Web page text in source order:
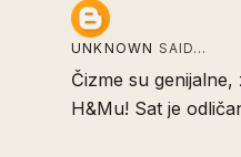
UNKNOWN SAID…
Čizme su
H&Mu! Sat je